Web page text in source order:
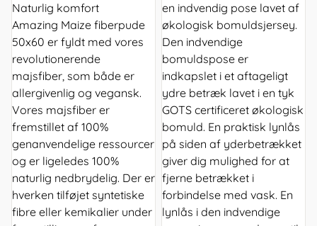
Naturlig komfort
Amazing Maize fiberpude
50x60 er fyldt med vores
revolutionerende
majsfiber, som både er
allergivenlig og vegansk.
Vores majsfiber er
fremstillet af 100%
genanvendelige ressourcer
og er ligeledes 100%
naturlig nedbrydelig. Der er
hverken tilføjet syntetiske
fibre eller kemikalier under
en indvendig pose lavet af
økologisk bomuldsjersey.
Den indvendige
bomuldspose er
indkapslet i et aftageligt
ydre betræk lavet i en tyk
GOTS certificeret økologisk
bomuld. En praktisk lynlås
på siden af yderbetrækket
giver dig mulighed for at
fjerne betrækket i
forbindelse med vask. En
lynlås i den indvendige